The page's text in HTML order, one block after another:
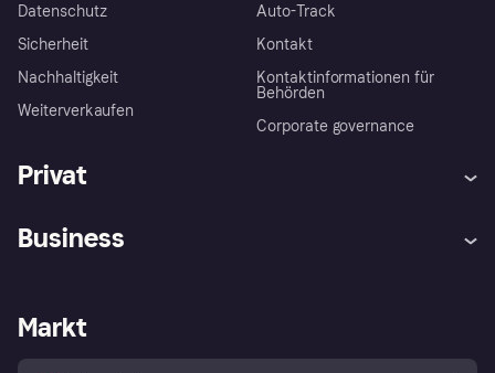
Datenschutz
Sicherheit
Nachhaltigkeit
Weiterverkaufen
Auto-Track
Kontakt
Kontaktinformationen für
Behörden
Corporate governance
Privat
Shops entdecken
Business
Händlerportal
Markt